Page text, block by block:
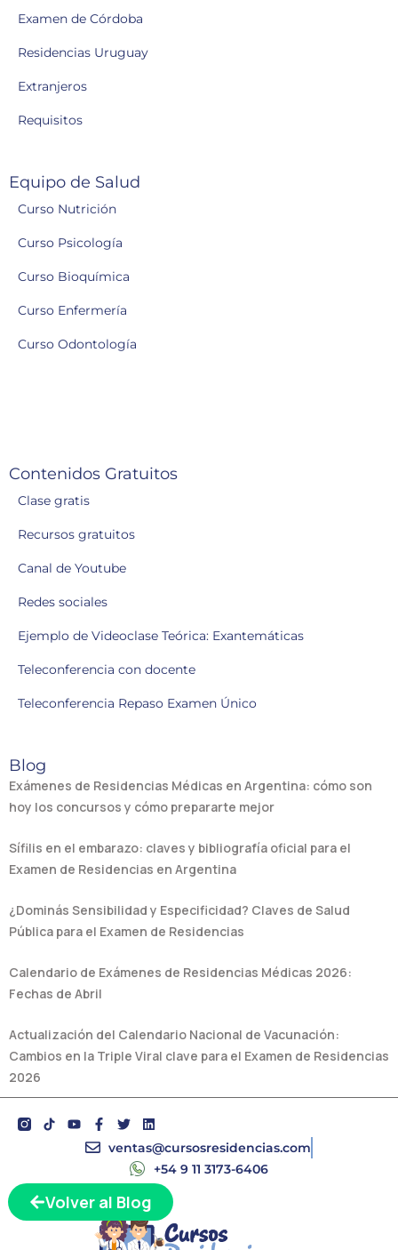
Volver al Blog
Examen de Córdoba
Residencias Uruguay
Extranjeros
Requisitos
Equipo de Salud
Curso Nutrición
Curso Psicología
Curso Bioquímica
Curso Enfermería
Curso Odontología
Contenidos Gratuitos
Clase gratis
Recursos gratuitos
Canal de Youtube
Redes sociales
Ejemplo de Videoclase Teórica: Exantemáticas
Teleconferencia con docente
Teleconferencia Repaso Examen Único
Blog
Exámenes de Residencias Médicas en Argentina: cómo son
hoy los concursos y cómo prepararte mejor
Sífilis en el embarazo: claves y bibliografía oficial para el
Examen de Residencias en Argentina
¿Dominás Sensibilidad y Especificidad? Claves de Salud
Pública para el Examen de Residencias
Calendario de Exámenes de Residencias Médicas 2026:
Fechas de Abril
Actualización del Calendario Nacional de Vacunación:
Cambios en la Triple Viral clave para el Examen de Residencias
2026
Y
o
b
e
F
a
c
o
o
-
f
T
w
i
e
r
L
i
n
e
d
i
n
ventas@cursosresidencias.com
+54 9 11 3173-6406